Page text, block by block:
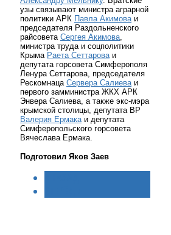
узы связывают министра аграрной
политики АРК Павла Акимова и
председателя Раздольненского
райсовета Сергея Акимова
министра труда и соцполитики
Крыма Раета Сеттарова и
депутата горсовета Симферополя
Ленура Сеттарова, председателя
Рескомнаца Сервера Салиева и
первого замминистра ЖКХ АРК
Энвера Салиева, а также экс-мэра
крымской столицы, депутата ВР
Валерия Ермака и депутата
Симферопольского горсовета
Вячеслава Ермака.
Подготовил Яков Заев